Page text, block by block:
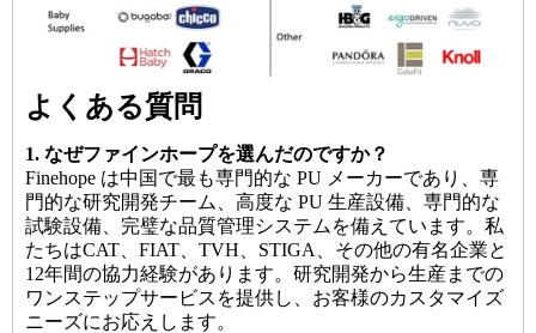
よくある質問
1. なぜファインホープを選んだのですか？
Finehope は中国で最も専門的な PU メーカーであり、専
門的な研究開発チーム、高度な PU 生産設備、専門的な
試験設備、完璧な品質管理システムを備えています。私
たちはCAT、FIAT、TVH、STIGA、その他の有名企業と
12年間の協力経験があります。研究開発から生産までの
ワンステップサービスを提供し、お客様のカスタマイズ
ニーズにお応えします。